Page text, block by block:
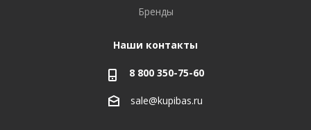
Бренды
Наши контакты
8 800 350-75-60
sale@kupibas.ru